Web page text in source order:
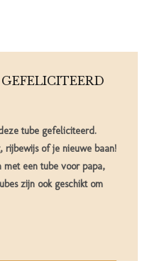
tube gefeliciteerd.
of je nieuwe baan!
met een tube voor papa,
zijn ook geschikt om